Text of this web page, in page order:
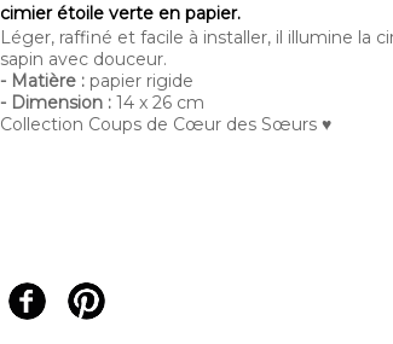
cimier étoile verte en papier.
Léger, raffiné et facile à installer, il illumine la
sapin avec douceur.
- Matière :papier rigide
- Dimension :14 x 26 cm
Collection Coups de Cœur des Sœurs ♥